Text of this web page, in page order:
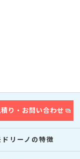
り・お問い合わせ
ドリーノの特徴